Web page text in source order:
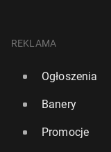
REKLAMA
Ogłoszenia
Banery
Promocje